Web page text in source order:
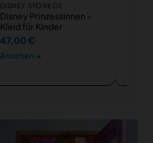
DISNEY STORE DE
Disney Prinzessinnen -
Kleid für Kinder
47,00 €
Ansehen →